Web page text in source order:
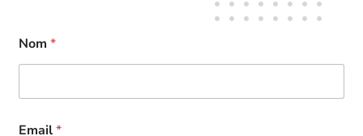
Nom*
Email*